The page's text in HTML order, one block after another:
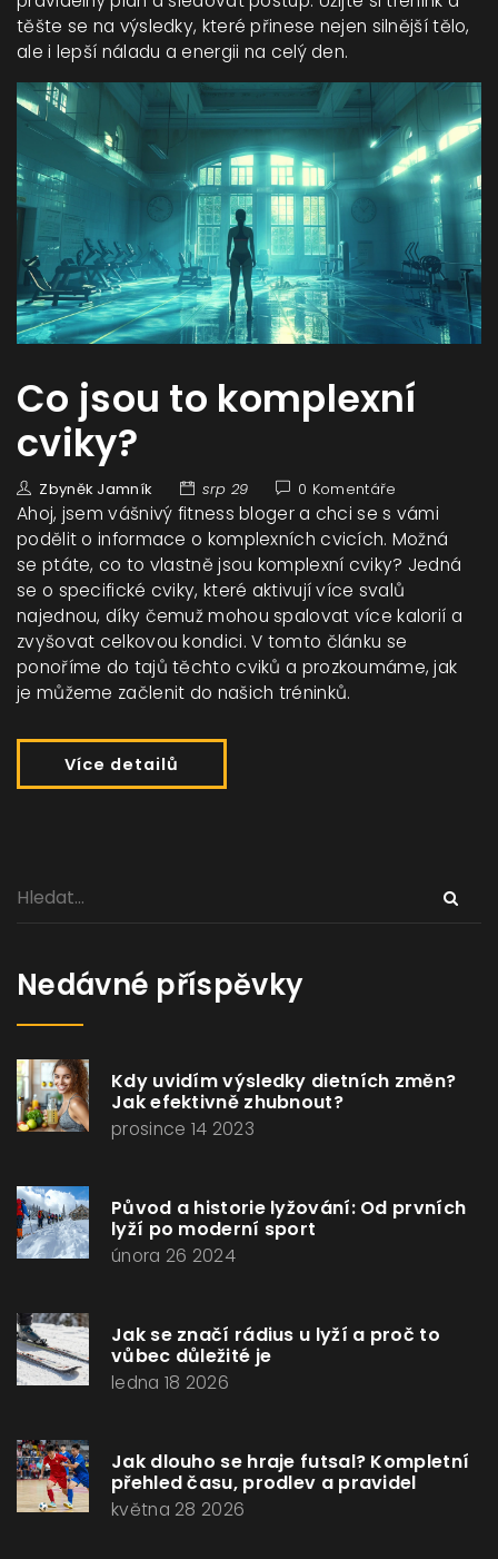
těšte se na výsledky, které přinese nejen silnější tělo,
ale i lepší náladu a energii na celý den.
Co jsou to komplexní
cviky?
Zbyněk Jamník srp 29 0 Komentáře
Ahoj, jsem vášnivý fitness bloger a chci se s vámi
podělit o informace o komplexních cvicích. Možná
se ptáte, co to vlastně jsou komplexní cviky? Jedná
se o specifické cviky, které aktivují více svalů
najednou, díky čemuž mohou spalovat více kalorií a
zvyšovat celkovou kondici. V tomto článku se
ponoříme do tajů těchto cviků a prozkoumáme, jak
je můžeme začlenit do našich tréninků.
Více detailů
Nedávné příspěvky
Kdy uvidím výsledky dietních změn?
Jak efektivně zhubnout?
prosince 14 2023
Původ a historie lyžování: Od prvních
lyží po moderní sport
února 26 2024
Jak se značí rádius u lyží a proč to
vůbec důležité je
ledna 18 2026
Jak dlouho se hraje futsal? Kompletní
přehled času, prodlev a pravidel
května 28 2026